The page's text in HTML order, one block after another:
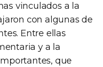
vinculados a la
con algunas de
Entre ellas
y a la
que